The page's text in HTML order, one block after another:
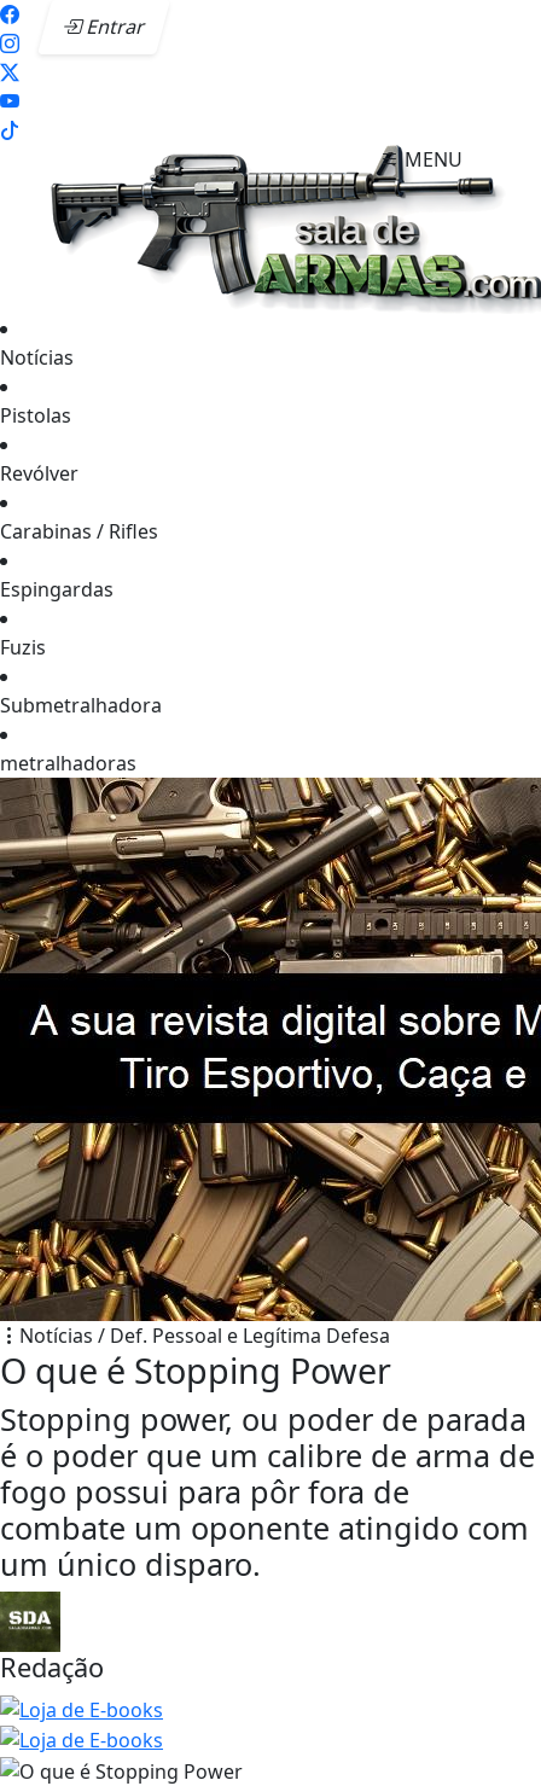
Entrar
MENU
Notícias
Pistolas
Revólver
Carabinas / Rifles
Espingardas
Fuzis
Submetralhadora
metralhadoras
Notícias / Def. Pessoal e Legítima Defesa
O que é Stopping Power
Stopping power, ou poder de parada
é o poder que um calibre de arma de
fogo possui para pôr fora de
combate um oponente atingido com
um único disparo.
Redação